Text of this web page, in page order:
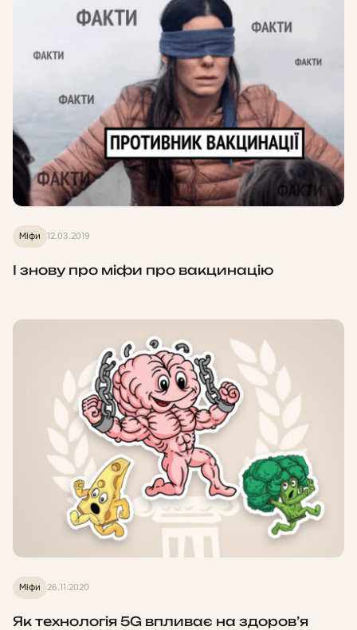
Міфи 12.03.2019
І знову про міфи про вакцинацію
Міфи 26.11.2020
Як технологія 5G впливає на здоров’я